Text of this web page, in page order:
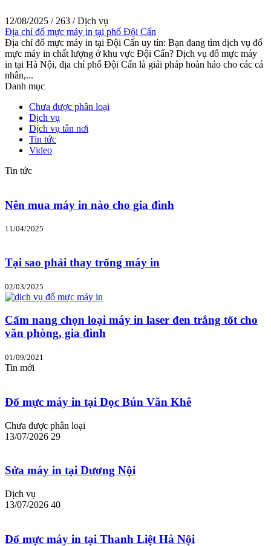
12/08/2025 / 263 /Dịch vụ
Địa chỉ đổ mực máy in tại phố Đội Cấn
Địa chỉ đổ mực máy in tại Đội Cấn uy tín: Bạn đang tìm dịch vụ đổ
mực máy in chất lượng ở khu vực Đội Cấn? Dịch vụ đổ mực máy
in tại Hà Nội, địa chỉ phố Đội Cấn là giải pháp hoàn hảo cho các cá
nhân,...
Danh mục
Chưa được phân loại
Dịch vụ
Dịch vụ tân nơi
Tin tức
Video
Tin tức
Nên mua máy in nào cho gia đình
11/04/2025
Tại sao phải thay trống máy in
02/03/2025
Cẩm nang chọn loại máy in laser đen trắng tốt cho
văn phòng, gia đình
01/09/2021
Tin mới
Đổ mực máy in tại Dọc Bún Văn Khê
Chưa được phân loại
13/07/2026 29
Sửa máy in tại Dương Nội
Dịch vụ
13/07/2026 40
Đổ mực máy in tại Thanh Liệt Hà Nội